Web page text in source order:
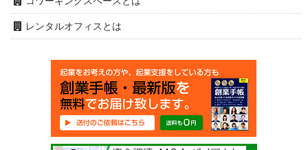
レンタルオフィスとは